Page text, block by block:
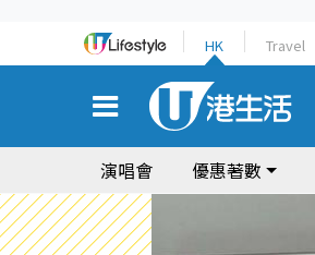
HK Travel
演唱會 優惠著數